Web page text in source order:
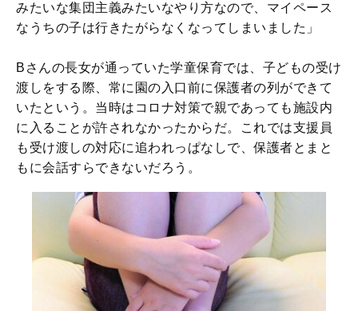
みたいな集団主義みたいなやり方なので、マイペース
なうちの子は行きたがらなくなってしまいました」
Bさんの長女が通っていた学童保育では、子どもの受け
渡しをする際、常に園の入口前に保護者の列ができて
いたという。当時はコロナ対策で親であっても施設内
に入ることが許されなかったからだ。これでは支援員
も受け渡しの対応に追われっぱなしで、保護者とまと
もに会話すらできないだろう。